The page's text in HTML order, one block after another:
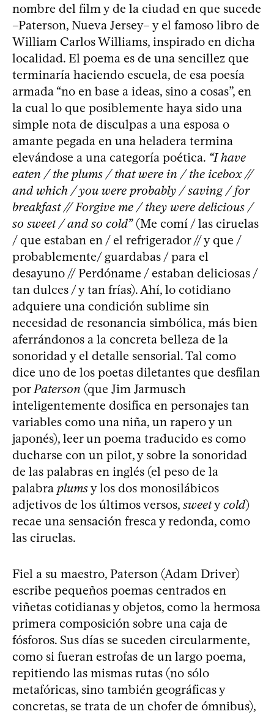
nombre del film y de la ciudad en que sucede
–Paterson, Nueva Jersey– y el famoso libro de
William Carlos Williams, inspirado en dicha
localidad. El poema es de una sencillez que
terminaría haciendo escuela, de esa poesía
armada “no en base a ideas, sino a cosas”, en
la cual lo que posiblemente haya sido una
simple nota de disculpas a una esposa o
amante pegada en una heladera termina
elevándose a una categoría poética. “I have
eaten / the plums / that were in / the icebox //
and which / you were probably / saving / for
breakfast // Forgive me / they were delicious /
so sweet / and so cold”(Me comí / las ciruelas
/ que estaban en / el refrigerador // y que /
probablemente/ guardabas / para el
desayuno // Perdóname / estaban deliciosas /
tan dulces / y tan frías). Ahí, lo cotidiano
adquiere una condición sublime sin
necesidad de resonancia simbólica, más bien
aferrándonos a la concreta belleza de la
sonoridad y el detalle sensorial. Tal como
dice uno de los poetas diletantes que desfilan
por Paterson (que Jim Jarmusch
inteligentemente dosifica en personajes tan
variables como una niña, un rapero y un
japonés), leer un poema traducido es como
ducharse con un pilot, y sobre la sonoridad
de las palabras en inglés (el peso de la
palabra plumsy los dos monosilábicos
adjetivos de los últimos versos, sweetycold)
recae una sensación fresca y redonda, como
las ciruelas.
Fiel a su maestro, Paterson (Adam Driver)
escribe pequeños poemas centrados en
viñetas cotidianas y objetos, como la hermosa
primera composición sobre una caja de
fósforos. Sus días se suceden circularmente,
como si fueran estrofas de un largo poema,
repitiendo las mismas rutas (no sólo
metafóricas, sino también geográficas y
concretas, se trata de un chofer de ómnibus),